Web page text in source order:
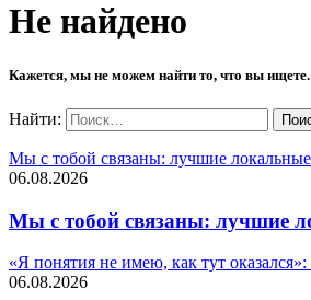
Не найдено
Кажется, мы не можем найти то, что вы
Найти:
Мы с тобой связаны: лучшие
06.08.2026
Мы с тобой связаны: лучшие
«Я понятия не имею, как тут
06.08.2026